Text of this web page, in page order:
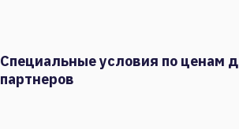
Специальные условия по ценам
партнеров